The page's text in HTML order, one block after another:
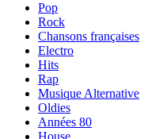
Pop
Rock
Chansons françaises
Electro
Hits
Rap
Musique Alternative
Oldies
Années 80